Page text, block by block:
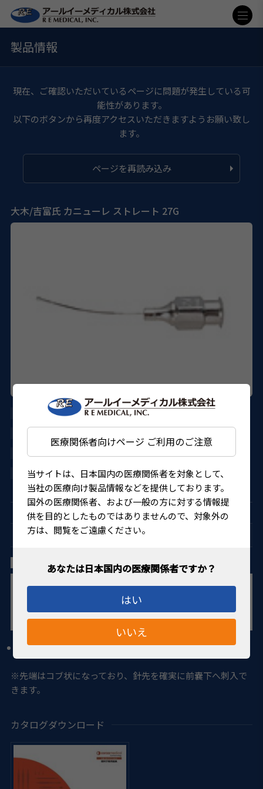
医療関係者向けページ ご利用のご注意
当サイトは、日本国内の医療関係者を対象として、
当社の医療向け製品情報などを提供しております。
国外の医療関係者、および一般の方に対する情報提
供を目的としたものではありませんので、対象外の
方は、閲覧をご遠慮ください。
はい
いいえ
製品情報
現在、ご確認いただいているページに問題が発生している可
能性があります。
以下のボタンから再度アクセスいただきますようお願い致し
ます。
ページを再読み込み
大木/吉富氏 カニューレ ストレート 27G
AE-7631
27B1X000017631KT
4562150823831
眼科手術用器具 ハイドロ針/カニューレ
大木/吉富氏 カニューレ 27G ストレート
ゲージ
※先端はコブ状になっており、針先を確実に前嚢下へ刺入で
きます。
カタログダウンロード